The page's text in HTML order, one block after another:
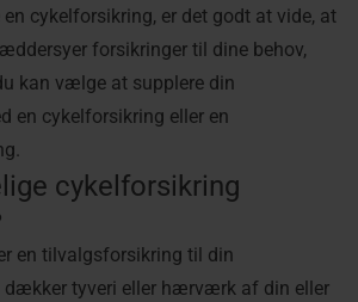
cykelforsikring, er det godt at vide, at
forsikringer til dine behov,
kan vælge at supplere din
en cykelforsikring eller en
cykelforsikring
en tilvalgsforsikring til din
dækker tyveri eller hærværk af din eller